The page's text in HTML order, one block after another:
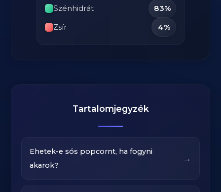
Szénhidrát
83%
Zsír
4%
Tartalomjegyzék
Ehetek-e sós popcornt, ha fogyni
akarok?
→